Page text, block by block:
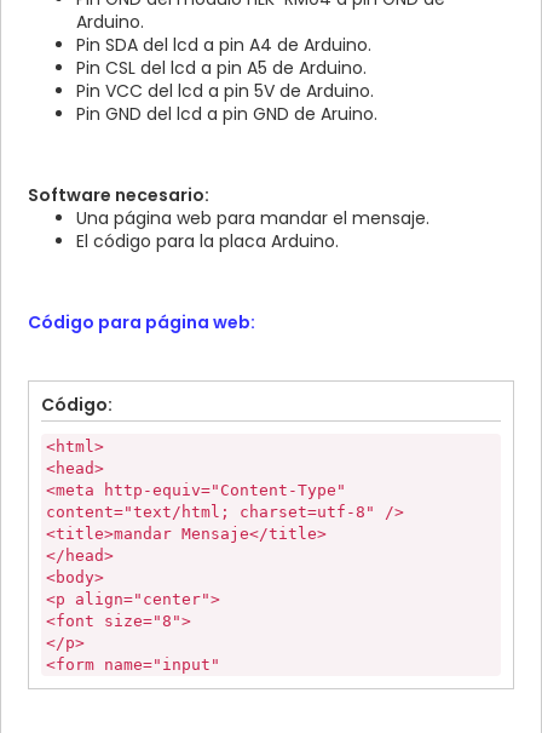
Arduino.
Pin SDA del lcd a pin A4 de Arduino.
Pin CSL del lcd a pin A5 de Arduino.
Pin VCC del lcd a pin 5V de Arduino.
Pin GND del lcd a pin GND de Aruino.
Software necesario:
Una página web para mandar el mensaje.
El código para la placa Arduino.
Código para página web:
Código:
<html>
<head>
<meta http-equiv="Content-Type"
content="text/html; charset=utf-8" />
<title>mandar Mensaje</title>
</head>
<body>
<p align="center">
<font size="8">
</p>
<form name="input"
action="http://192.168.1.254:8080/mensaje"